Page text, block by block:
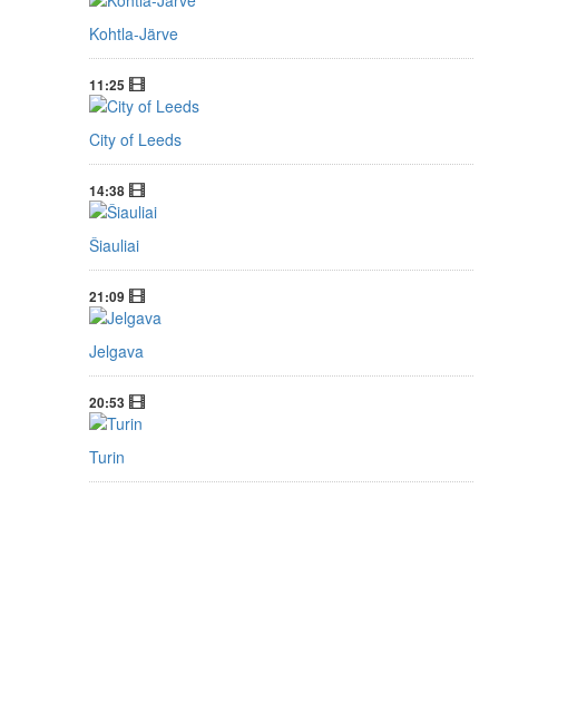
Kohtla-Järve
11:25
City of Leeds
14:38
Šiauliai
21:09
Jelgava
20:53
Turin